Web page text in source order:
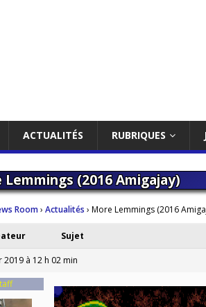
ACTUALITÉS RUBRIQUES
Lemmings (2016 Amigajay)
Room› Actualités › More Lemmings (2016
Sujet
2019 à 12 h 02 min